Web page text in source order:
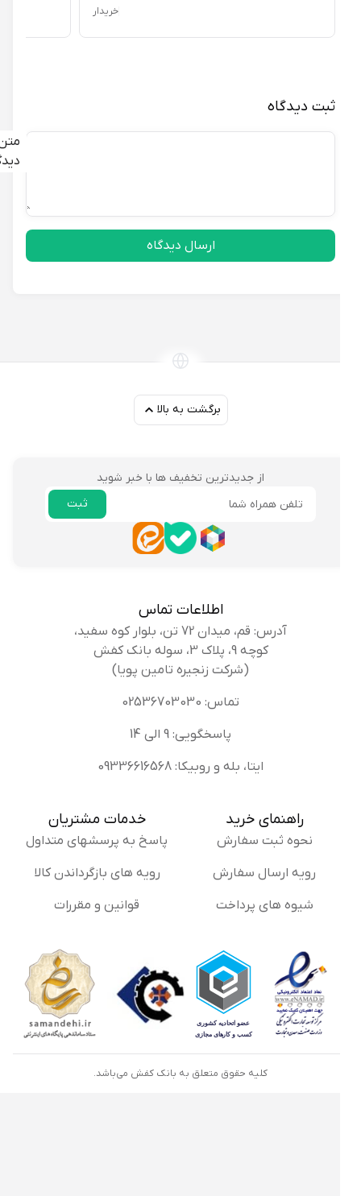
ثبت دیدگاه
متن
دیدگاه
ارسال دیدگاه
خریدار
برگشت به بالا
از جدیدترین تخفیف ها با خبر شوید
اطلاعات تماس
آدرس: قم، میدان 72 تن، بلوار کوه سفید،
کوچه 9، پلاک 3، سوله بانک کفش
(شرکت زنجیره تامین پویا)
تماس: 02536703030
پاسخگویی: 9 الی 14
ایتا، بله و روبیکا: 09336616568
راهنمای خرید
نحوه ثبت سفارش
رویه ارسال سفارش
شیوه های پرداخت
خدمات مشتریان
پاسخ به پرسشهای متداول
رویه های بازگرداندن کالا
قوانین و مقررات
کلیه حقوق متعلق به بانک کفش می‌باشد.